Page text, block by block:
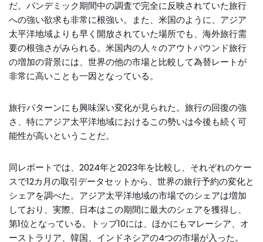
だ。パンデミック期間中の調査で完全に反映されていた旅行
への強い欲求も非常に根強い。また、米国のように、アジア
太平洋地域よりも早く開放されていた場所でも、海外旅行需
要の根強さがみられる。米国内の人々のアウトバウンド旅行
の増加の背景には、世界の他の市場と比較して為替レートが
非常に高いことも一因となっている。
旅行パターンにも興味深い変化が見られた。旅行の回復の強
さ、特にアジア太平洋地域におけるこの勢いは今後も続く可
能性が高いということだ。
同レポートでは、2024年と2023年を比較し、それぞれのケー
スで12カ月の取引データセットから、世界の旅行予約の変化と
シェアを調べた。アジア太平洋地域の市場でのシェアは増加
しており、実際、日本はこの期間に最大のシェアを獲得し、
第1位となっている。トップ10には、ほかにもマレーシア、オ
ーストラリア、韓国、インドネシアの4つの市場が入った。